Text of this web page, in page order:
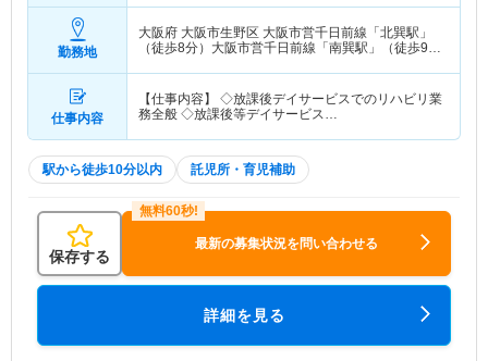
勤務地
大阪府 大阪市生野区 大阪市営千日前線「北巽駅」
（徒歩8分）大阪市営千日前線「南巽駅」（徒歩9
仕事内容
【仕事内容】 ◇放課後デイサービスでのリハビリ業
務全般 ◇放課後等デイサービス…
駅から徒歩10分以内 託児所・育児補助
保存する
最新の募集状況を問い合わせる
詳細を見る